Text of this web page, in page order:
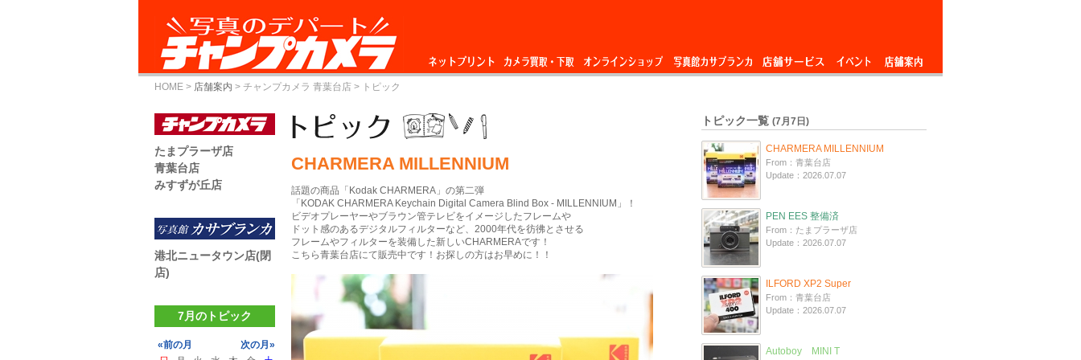
ネットプリント
カメラ買取・下
オンラインショップ 写真館カサブランカ 店舗サービス イベント 店舗案内
HOME > 店舗案内 > チャンプカメラ 青葉台店 > トピック
CHARMERA MILLENNIUM
話題の商品「Kodak CHARMERA」の第二弾
「KODAK CHARMERA Keychain Digital Camera Blind Box - MILLENNIUM」！
ビデオプレーヤーやブラウン管テレビをイメージしたフレームや
ドット感のあるデジタルフィルターなど、2000年代を彷彿とさせる
フレームやフィルターを装備した新しいCHARMERAです！
こちら青葉台店にて販売中です！お探しの方はお早めに！！
たまプラーザ店
青葉台店
みすずが丘店
港北ニュータウン店(閉
店)
7月のトピック
«前の月
次の月»
トピック一覧 (7月7日)
CHARMERA MILLENNIUM
From：青葉台店
Update：2026.07.07
PEN EES 整備済
From：たまプラーザ店
Update：2026.07.07
ILFORD XP2 Super
From：青葉台店
Update：2026.07.07
Autoboy MINI T